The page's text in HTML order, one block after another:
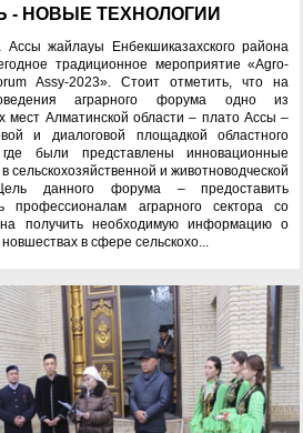
- НОВЫЕ ТЕХНОЛОГИИ
жайлауы Енбекшиказахского района
традиционное мероприятие «Agro-
Assy-2023». Стоит отметить, что на
аграрного форума одно из
мест Алматинской области – плато Ассы –
и диалоговой площадкой областного
были представлены инновационные
сельскохозяйственной и животноводческой
данного форума – предоставить
профессионалам аграрного сектора со
получить необходимую информацию о
в сфере сельскохо...